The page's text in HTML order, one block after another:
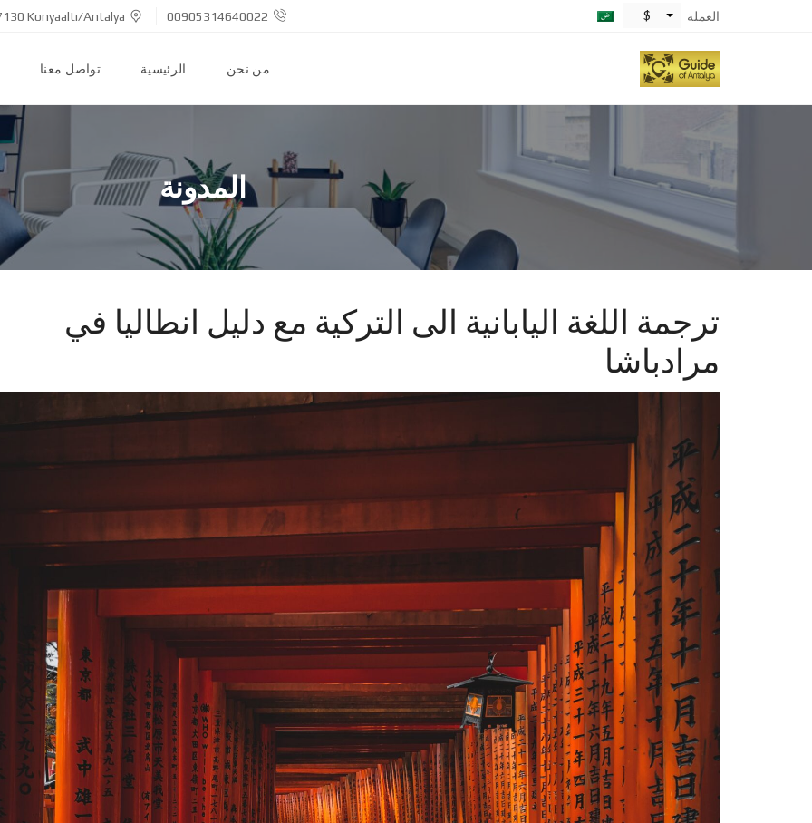
العملة $
00905314640022
Konyaaltı/Antalya
من نحن الرئيسية تواصل معنا
المدونة
ترجمة اللغة اليابانية الى التركية مع دليل انطاليا في
مرادباشا